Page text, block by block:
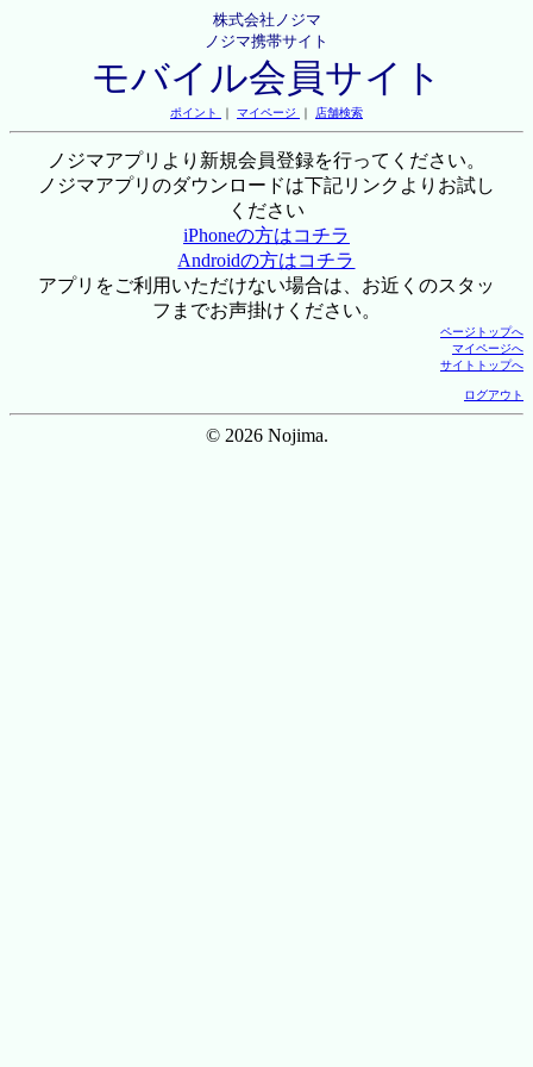
株式会社ノジマ
ノジマ携帯サイト
モバイル会員サイト
ポイント ｜ マイページ ｜ 店舗検索
ノジマアプリより新規会員登録を行ってください。
ノジマアプリのダウンロードは下記リンクよりお試し
ください
iPhoneの方はコチラ
Androidの方はコチラ
アプリをご利用いただけない場合は、お近くのスタッ
フまでお声掛けください。
ページトップへ
マイページへ
サイトトップへ
ログアウト
© 2026 Nojima.